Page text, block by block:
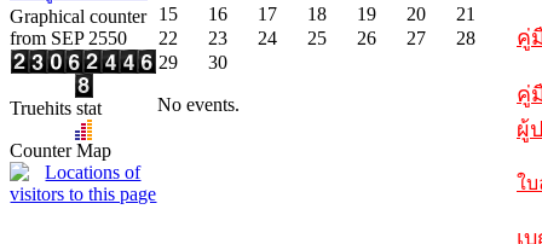
Graphical counter
from SEP 2550
Truehits stat
Counter Map
15
16 17 18 19 20
21
22
23 24 25 26 27
28
29
30
No events.
คู่
คู่
ผู้
ใ
เ